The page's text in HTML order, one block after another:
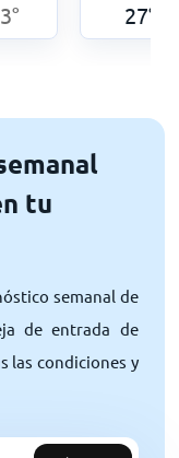
° 27°
tu
semanal de
de entrada de
las condiciones y